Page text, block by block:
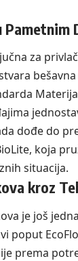
za
dođe do
koja
situacija.
kroz
je još
poput
prema